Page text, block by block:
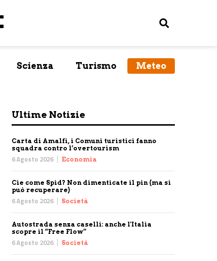
Scienza Turismo Meteo
Ultime Notizie
Carta di Amalfi, i Comuni turistici fanno
squadra contro l’overtourism
6 Agosto 2026 Economia
Cie come Spid? Non dimenticate il pin (ma si
può recuperare)
6 Agosto 2026 Società
Autostrada senza caselli: anche l'Italia
scopre il “Free Flow”
6 Agosto 2026 Società